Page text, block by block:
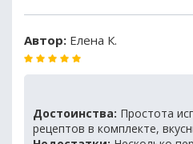
Автор: Елена К.
Достоинства: Простота
рецептов в комплекте,